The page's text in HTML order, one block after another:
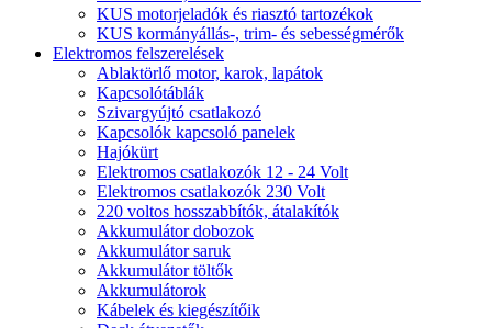
KUS motorjeladók és riasztó tartozékok
KUS kormányállás-, trim- és sebességmérők
Elektromos felszerelések
Ablaktörlő motor, karok, lapátok
Kapcsolótáblák
Szivargyújtó csatlakozó
Kapcsolók kapcsoló panelek
Hajókürt
Elektromos csatlakozók 12 - 24 Volt
Elektromos csatlakozók 230 Volt
220 voltos hosszabbítók, átalakítók
Akkumulátor dobozok
Akkumulátor saruk
Akkumulátor töltők
Akkumulátorok
Kábelek és kiegészítőik